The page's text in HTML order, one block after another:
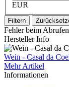
EUR
Filtern
Fehler beim
Hersteller Info
Wein - Casal da
Mehr Artikel
Informationen